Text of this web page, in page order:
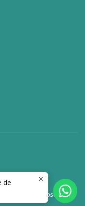
por Jumpseller.
de